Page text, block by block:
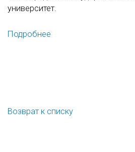
университет.
Подробнее
Возврат к списку